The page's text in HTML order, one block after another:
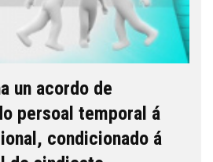
un acordo de
persoal temporal á
condicionado á